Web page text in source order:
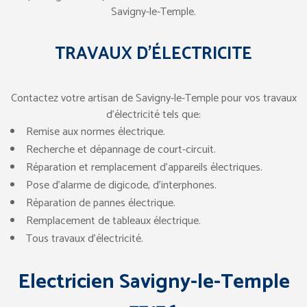
Savigny-le-Temple.
TRAVAUX D’ÉLECTRICITE
Contactez votre artisan de Savigny-le-Temple pour vos travaux
d’électricité tels que:
Remise aux normes électrique.
Recherche et dépannage de court-circuit.
Réparation et remplacement d’appareils électriques.
Pose d’alarme de digicode, d’interphones.
Réparation de pannes électrique.
Remplacement de tableaux électrique.
Tous travaux d’électricité.
Electricien Savigny-le-Temple